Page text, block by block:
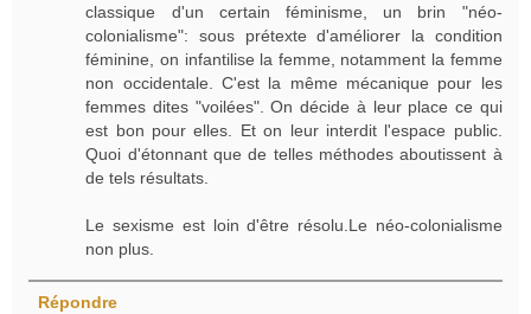
classique d'un certain féminisme, un brin "néo-
colonialisme": sous prétexte d'améliorer la condition
féminine, on infantilise la femme, notamment la femme
non occidentale. C'est la même mécanique pour les
femmes dites "voilées". On décide à leur place ce qui
est bon pour elles. Et on leur interdit l'espace public.
Quoi d'étonnant que de telles méthodes aboutissent à
de tels résultats.
Le sexisme est loin d'être résolu.Le néo-colonialisme
non plus.
Répondre